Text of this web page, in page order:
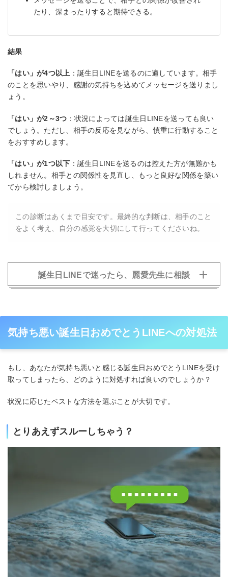
たり、深まったりすると期待できる。
結果
「はい」が4つ以上 ：誕生日LINEを送るのに適しています。相手
のことを思いやり、感謝の気持ちを込めてメッセージを送りまし
ょう。
「はい」が2～3つ ：状況によっては誕生日LINEを送っても良い
でしょう。ただし、相手の反応を見ながら、慎重に行動すること
をおすすめします。
「はい」が1つ以下 ：誕生日LINEを送るのは控えた方が無難かも
しれません。相手との関係性を見直し、もっと良好な関係を築い
てから検討しましょう。
この診断はあくまで目安です。最終的な判断は、相手のこと
をよく考え、自分の感覚を大切にして行ってくださいね。
誕生日LINEで迷ったら、麗愛先生に相談
気持ち悪い誕生日おめでとうLINEへの対処法
もし、あなたが気持ち悪いと感じる誕生日おめでとうLINEを受け
取ってしまったら、どのように対処すれば良いのでしょうか？
状況に応じたベストな方法を選ぶことが大切です。
とりあえずスルーしちゃう？